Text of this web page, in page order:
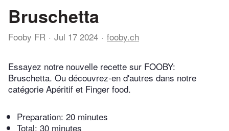
Bruschetta
Fooby FR Jul 17 2024 fooby.ch
Essayez notre nouvelle recette sur FOOBY:
Bruschetta. Ou découvrez-en d'autres dans notre
catégorie Apéritif et Finger food.
Preparation: 20 minutes
Total: 30 minutes